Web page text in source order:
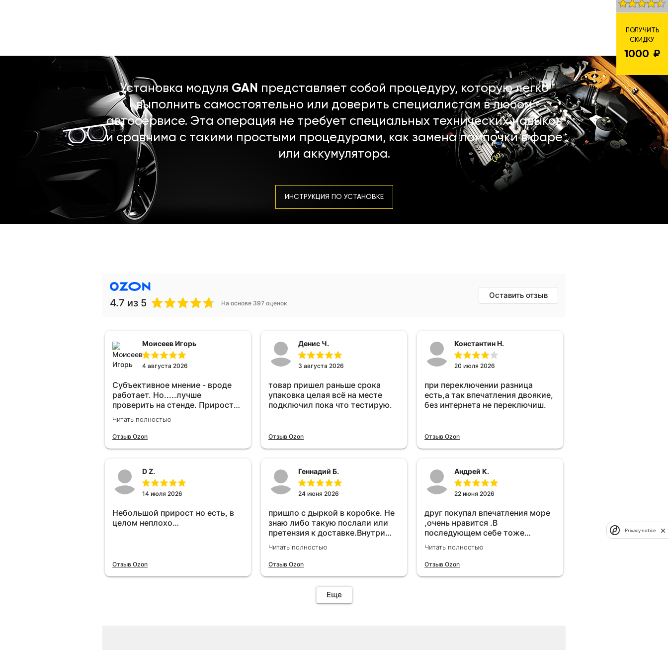
Установка модуля GAN представляет собой процедуру, которую легко
выполнить самостоятельно или доверить специалистам в любом
автосервисе. Эта операция не требует специальных технических навыков
и сравнима с такими простыми процедурами, как замена лампочки в фаре
или аккумулятора.
ИНСТРУКЦИЯ ПО УСТАНОВКЕ
4.7 из 5 На основе 397 оценок
Оставить отзыв
Моисеев Игорь
4 августа 2026
Субъективное мнение - вроде
работает. Но.....лучше
проверить на стенде. Прирост
10-12% "на глаз" уловить очень
сложно. Покатаюсь, потом
отключу и посмотрю, что будет
Читать полностью
Отзыв Ozon
Денис Ч.
3 августа 2026
товар пришел раньше срока
упаковка целая всё на месте
подключил пока что тестирую.
Отзыв Ozon
Константин Н.
20 июля 2026
при переключении разница
есть,а так впечатления двоякие,
без интернета не переключиш.
Отзыв Ozon
D Z.
14 июля 2026
Небольшой прирост но есть, в
целом неплохо…
Отзыв Ozon
Геннадий Б.
24 июня 2026
пришло с дыркой в коробке. Не
знаю либо такую послали или
претензия к доставке.Внутри
вроде всё цело. С первого раза
установить не получается не
знаю может интернет дурит.
отзыв.Дополняю отзыв для
установки необходимо
Читать полностью
Отзыв Ozon
Андрей К.
22 июня 2026
друг покупал впечатления море
,очень нравится .В
последующем себе тоже
приобрел.Реально прибавляет
мощности!
Читать полностью
Отзыв Ozon
Еще
ПОЛУЧИТЬ
СКИДКУ
1000
Privacy notice